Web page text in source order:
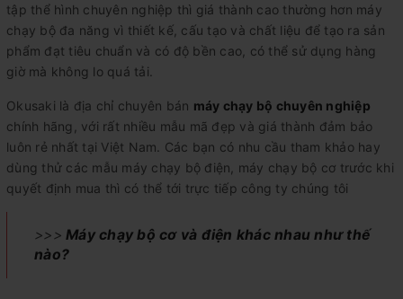
tập thể hình chuyên nghiệp thì giá thành cao thường hơn máy
chạy bộ đa năng vì thiết kế, cấu tạo và chất liệu để tạo ra sản
phẩm đạt tiêu chuẩn và có độ bền cao, có thể sử dụng hàng
giờ mà không lo quá tải.
Okusaki là địa chỉ chuyên bán máy chạy bộ chuyên nghiệp
chính hãng, với rất nhiều mẫu mã đẹp và giá thành đảm bảo
luôn rẻ nhất tại Việt Nam. Các bạn có nhu cầu tham khảo hay
dùng thử các mẫu máy chạy bộ điện, máy chạy bộ cơ trước khi
quyết định mua thì có thể tới trực tiếp công ty chúng tôi
>>> Máy chạy bộ cơ và điện khác nhau như thế
nào?